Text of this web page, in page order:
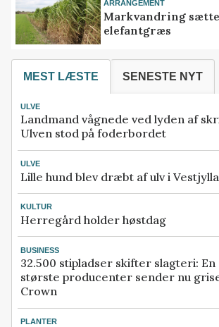
ARRANGEMENT
Markvandring
elefantgræs
MEST LÆSTE SENESTE NYT
ULVE
Landmand vågnede ved lyden af
Ulven stod på foderbordet
ULVE
Lille hund blev dræbt af ulv i
KULTUR
Herregård holder høstdag
BUSINESS
32.500 stipladser skifter slagteri: En
største producenter sender nu
Crown
PLANTER